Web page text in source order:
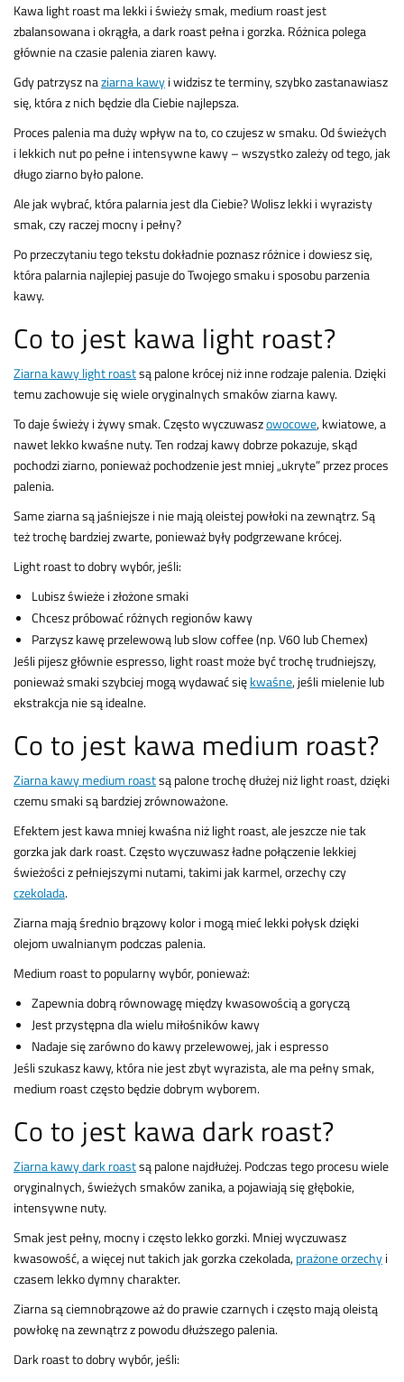
Kawa light roast ma lekki i świeży smak, medium roast jest
zbalansowana i okrągła, a dark roast pełna i gorzka. Różnica polega
głównie na czasie palenia ziaren kawy.
Gdy patrzysz naziarna kawyi widzisz te terminy, szybko zastanawiasz
się, która z nich będzie dla Ciebie najlepsza.
Proces palenia ma duży wpływ na to, co czujesz w smaku. Od świeżych
i lekkich nut po pełne i intensywne kawy – wszystko zależy od tego, jak
długo ziarno było palone.
Ale jak wybrać, która palarnia jest dla Ciebie? Wolisz lekki i wyrazisty
smak, czy raczej mocny i pełny?
Po przeczytaniu tego tekstu dokładnie poznasz różnice i dowiesz się,
która palarnia najlepiej pasuje do Twojego smaku i sposobu parzenia
kawy.
Co to jest kawa light roast?
Ziarna kawy light roastsą palone krócej niż inne rodzaje palenia. Dzięki
temu zachowuje się wiele oryginalnych smaków ziarna kawy.
To daje świeży i żywy smak. Często wyczuwaszowocowe, kwiatowe, a
nawet lekko kwaśne nuty. Ten rodzaj kawy dobrze pokazuje, skąd
pochodzi ziarno, ponieważ pochodzenie jest mniej „ukryte” przez proces
palenia.
Same ziarna są jaśniejsze i nie mają oleistej powłoki na zewnątrz. Są
też trochę bardziej zwarte, ponieważ były podgrzewane krócej.
Light roast to dobry wybór, jeśli:
Lubisz świeże i złożone smaki
Chcesz próbować różnych regionów kawy
Parzysz kawę przelewową lub slow coffee (np. V60 lub Chemex)
Jeśli pijesz głównie espresso, light roast może być trochę trudniejszy,
ponieważ smaki szybciej mogą wydawać siękwaśne, jeśli mielenie lub
ekstrakcja nie są idealne.
Co to jest kawa medium roast?
Ziarna kawy medium roastsą palone trochę dłużej niż light roast, dzięki
czemu smaki są bardziej zrównoważone.
Efektem jest kawa mniej kwaśna niż light roast, ale jeszcze nie tak
gorzka jak dark roast. Często wyczuwasz ładne połączenie lekkiej
świeżości z pełniejszymi nutami, takimi jak karmel, orzechy czy
czekolada.
Ziarna mają średnio brązowy kolor i mogą mieć lekki połysk dzięki
olejom uwalnianym podczas palenia.
Medium roast to popularny wybór, ponieważ:
Zapewnia dobrą równowagę między kwasowością a goryczą
Jest przystępna dla wielu miłośników kawy
Nadaje się zarówno do kawy przelewowej, jak i espresso
Jeśli szukasz kawy, która nie jest zbyt wyrazista, ale ma pełny smak,
medium roast często będzie dobrym wyborem.
Co to jest kawa dark roast?
Ziarna kawy dark roastsą palone najdłużej. Podczas tego procesu wiele
oryginalnych, świeżych smaków zanika, a pojawiają się głębokie,
intensywne nuty.
Smak jest pełny, mocny i często lekko gorzki. Mniej wyczuwasz
kwasowość, a więcej nut takich jak gorzka czekolada,prażone orzechyi
czasem lekko dymny charakter.
Ziarna są ciemnobrązowe aż do prawie czarnych i często mają oleistą
powłokę na zewnątrz z powodu dłuższego palenia.
Dark roast to dobry wybór, jeśli: